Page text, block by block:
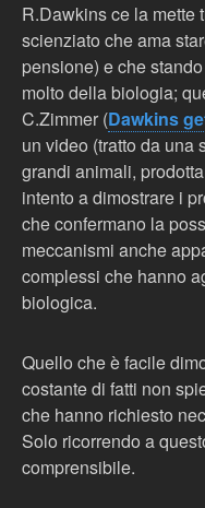
R.Dawkins ce la mette
scienziato che ama
pensione) e che
molto della biologia;
C.Zimmer (Dawkins
un video (tratto da una
grandi animali,
intento a dimostrare i
che confermano la
meccanismi anche
complessi che hanno
biologica.
Quello che è facile
costante di fatti non
che hanno richiesto
Solo ricorrendo a
comprensibile.